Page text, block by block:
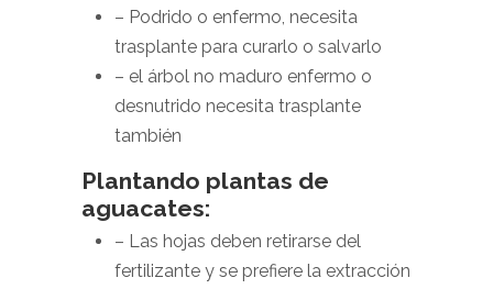
– Podrido o enfermo, necesita
trasplante para curarlo o salvarlo
– el árbol no maduro enfermo o
desnutrido necesita trasplante
también
Plantando plantas de
aguacates:
– Las hojas deben retirarse del
fertilizante y se prefiere la extracción